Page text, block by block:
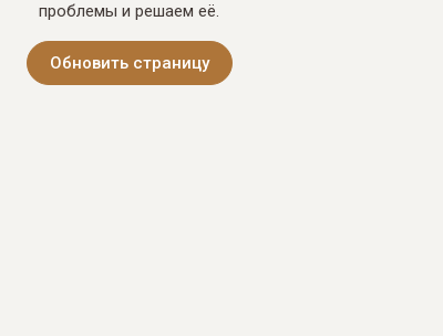
проблемы и решаем её.
Обновить страницу